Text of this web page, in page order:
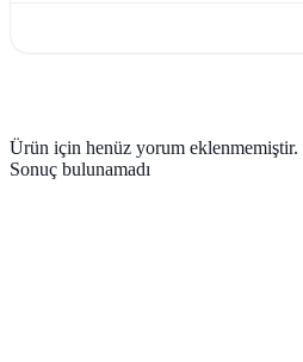
Ürün için henüz yorum
Sonuç bulunamadı